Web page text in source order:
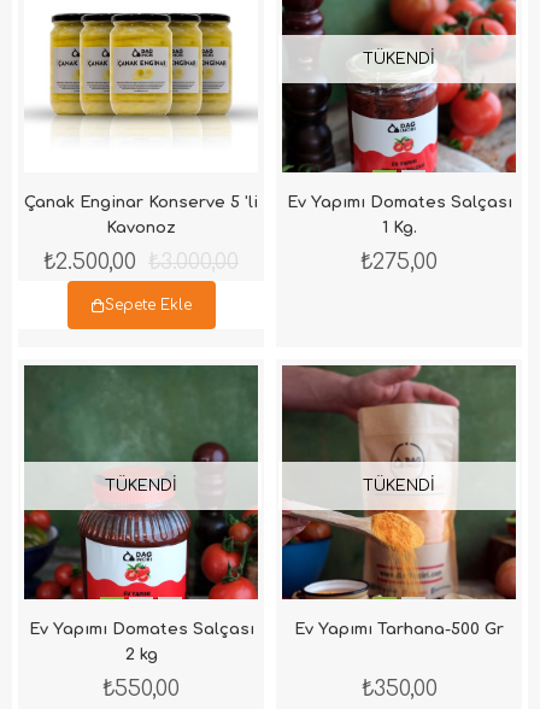
Çanak Enginar Konserve 5 'li
Kavonoz
₺2.500,00 ₺3.000,00
Sepete Ekle
TÜKENDI
Ev Yapımı Domates Salçası
1 Kg.
₺275,00
TÜKENDI
Ev Yapımı Domates Salçası
2 kg
₺550,00
TÜKENDI
Ev Yapımı Tarhana-500 Gr
₺350,00